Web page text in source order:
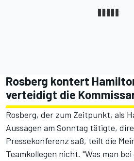
Rosberg kontert
verteidigt die
Rosberg, der zum Zeitpunkt, als
Aussagen am Sonntag tätigte,
Pressekonferenz saß, teilt die
Teamkollegen nicht. "Was man